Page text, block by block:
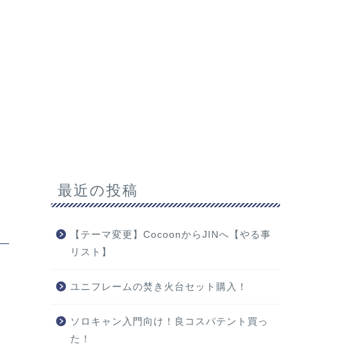
最近の投稿
【テーマ変更】CocoonからJINへ【やる事
リスト】
ユニフレームの焚き火台セット購入！
ソロキャン入門向け！良コスパテント買っ
た！